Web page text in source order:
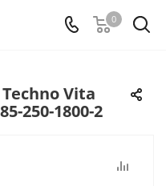
0
Vita
250-1800-2